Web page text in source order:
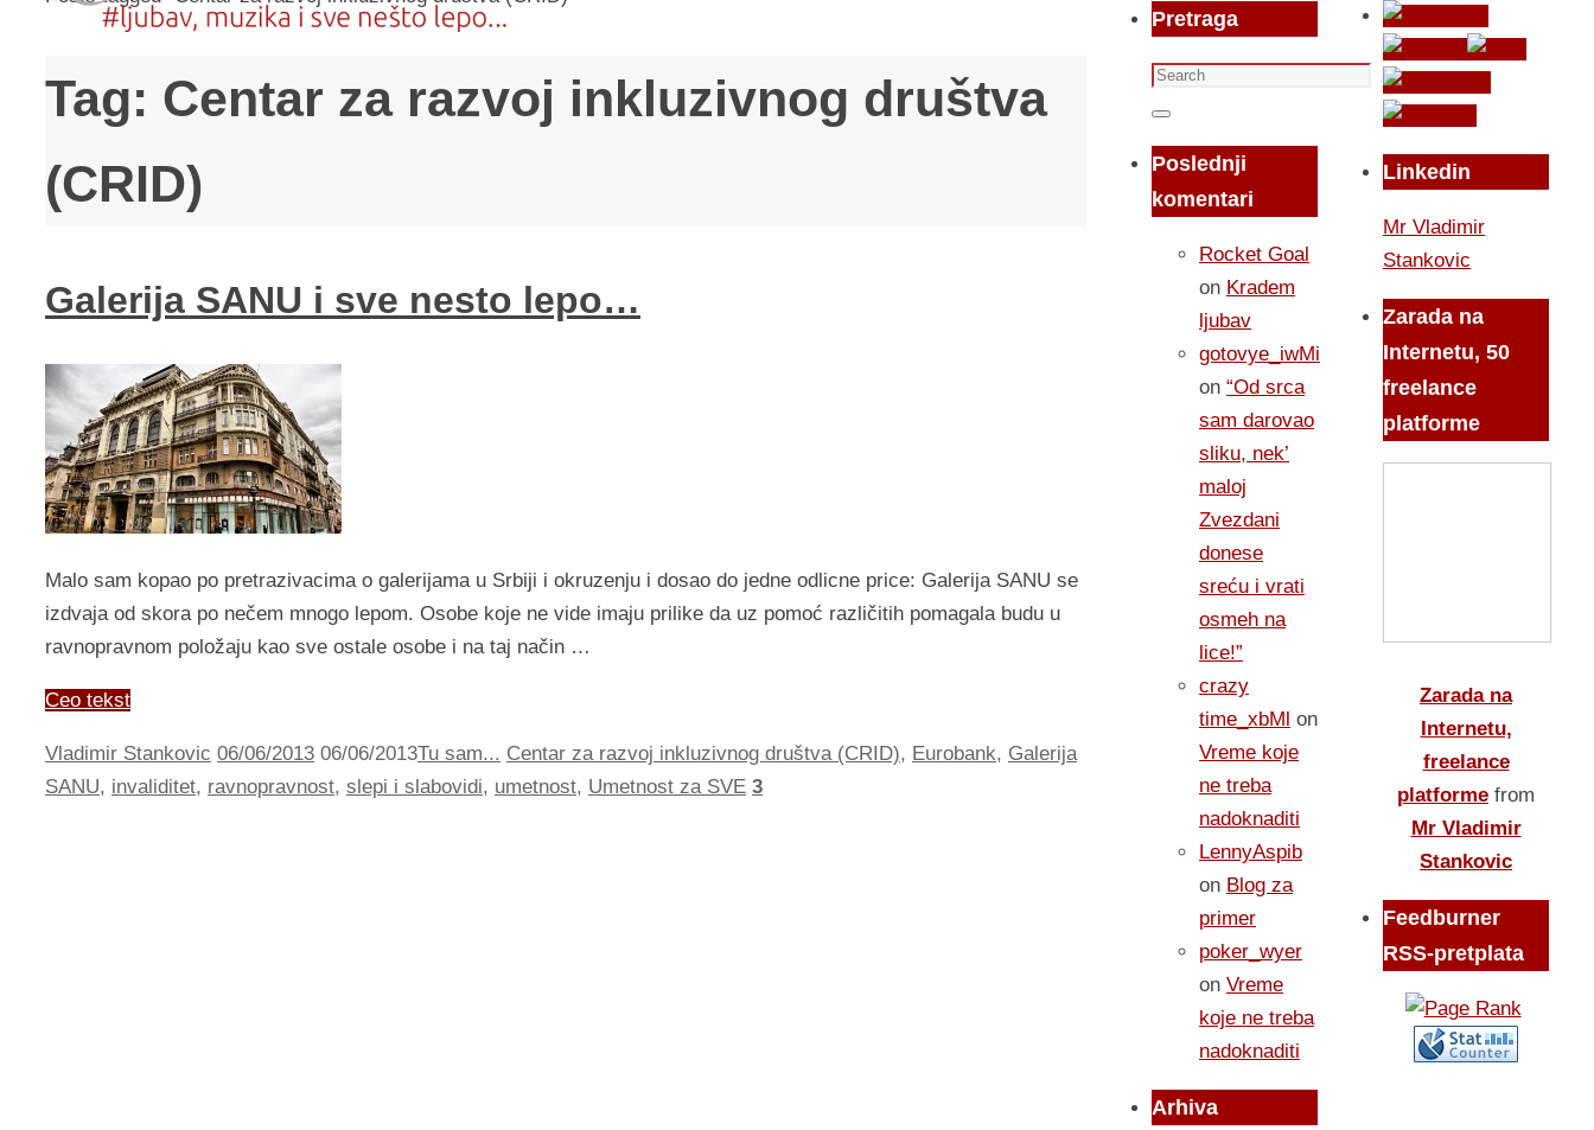
Tag: Centar za razvoj inkluzivnog društva
(CRID)
Galerija SANU i sve nesto lepo…
Malo sam kopao po pretrazivacima o galerijama u Srbiji i okruzenju i dosao do jedne odlicne price: Galerija SANU se
izdvaja od skora po nečem mnogo lepom. Osobe koje ne vide imaju prilike da uz pomoć različitih pomagala budu u
ravnopravnom položaju kao sve ostale osobe i na taj način …
Ceo tekst
Vladimir Stankovic 06/06/2013 06/06/2013Tu sam... Centar za razvoj inkluzivnog društva (CRID), Eurobank, Galerija
SANU, invaliditet, ravnopravnost, slepi i slabovidi, umetnost, Umetnost za SVE 3
Pretraga
Search
for:
Search
Poslednji
komentari
Rocket Goal
on Kradem
ljubav
gotovye_iwMi
on “Od srca
sam darovao
sliku, nek’
maloj
Zvezdani
donese
sreću i vrati
osmeh na
lice!”
crazy
time_xbMl on
Vreme koje
ne treba
nadoknaditi
LennyAspib
on Blog za
primer
poker_wyer
on Vreme
koje ne treba
nadoknaditi
Arhiva
Linkedin
Mr Vladimir
Stankovic
Zarada na
Internetu, 50
freelance
platforme
Zarada na
Internetu,
freelance
platforme from
Mr Vladimir
Stankovic
Feedburner
RSS-pretplata